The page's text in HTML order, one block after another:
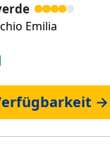
Emilia
→